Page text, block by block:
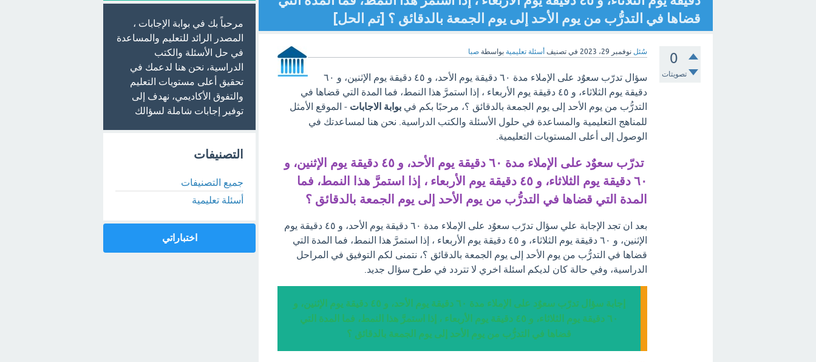
قضاها في التدرُّب من يوم الأحد إلى يوم الجمعة بالدقائق ؟ [تم الحل]
0
تصويتات
سُئل نوفمبر 29، 2023 في تصنيف أسئلة تعليمية بواسطة صبا
سؤال تدرّب سعوٌد على الإملاء مدة ٦٠ دقيقة يوم الأحد، و ٤٥ دقيقة يوم الإثنين، و ٦٠
دقيقة يوم الثلاثاء، و ٤٥ دقيقة يوم الأربعاء ، إذا استمرَّ هذا النمط، فما المدة التي قضاها في
التدرُّب من يوم الأحد إلى يوم الجمعة بالدقائق ؟، مرحبًا بكم في بوابة الاجابات - الموقع الأمثل
للمناهج التعليمية والمساعدة في حلول الأسئلة والكتب الدراسية. نحن هنا لمساعدتك في
الوصول إلى أعلى المستويات التعليمية.
تدرّب سعوٌد على الإملاء مدة ٦٠ دقيقة يوم الأحد، و ٤٥ دقيقة يوم الإثنين، و
٦٠ دقيقة يوم الثلاثاء، و ٤٥ دقيقة يوم الأربعاء ، إذا استمرَّ هذا النمط، فما
المدة التي قضاها في التدرُّب من يوم الأحد إلى يوم الجمعة بالدقائق ؟
بعد ان تجد الإجابة علي سؤال تدرّب سعوٌد على الإملاء مدة ٦٠ دقيقة يوم الأحد، و ٤٥ دقيقة يوم
الإثنين، و ٦٠ دقيقة يوم الثلاثاء، و ٤٥ دقيقة يوم الأربعاء ، إذا استمرَّ هذا النمط، فما المدة التي
قضاها في التدرُّب من يوم الأحد إلى يوم الجمعة بالدقائق ؟، نتمنى لكم التوفيق في المراحل
الدراسية، وفي حالة كان لديكم اسئلة اخري لا تتردد في طرح سؤال جديد.
إجابة سؤال تدرّب سعوٌد على الإملاء مدة ٦٠ دقيقة يوم الأحد، و ٤٥ دقيقة يوم الإثنين، و
٦٠ دقيقة يوم الثلاثاء، و ٤٥ دقيقة يوم الأربعاء ، إذا استمرَّ هذا النمط، فما المدة التي
قضاها في التدرُّب من يوم الأحد إلى يوم الجمعة بالدقائق ؟
مرحباً بك في بوابة الإجابات ،
المصدر الرائد للتعليم والمساعدة
في حل الأسئلة والكتب
الدراسية، نحن هنا لدعمك في
تحقيق أعلى مستويات التعليم
والتفوق الأكاديمي، نهدف إلى
توفير إجابات شاملة لسؤالك
التصنيفات
جميع التصنيفات
أسئلة تعليمية
اختباراتي